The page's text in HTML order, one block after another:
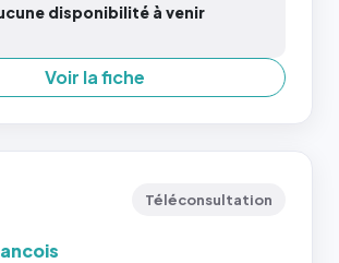
disponibilité à venir
Voir la fiche
Téléconsultation